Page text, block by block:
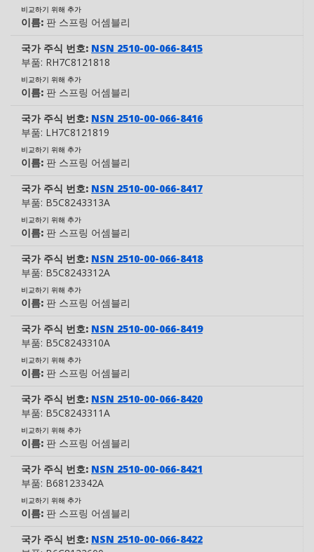
비교하기 위해 추가
이름: 판 스프링 어셈블리
국가 주식 번호: NSN 2510-00-066-8415
부품: RH7C8121818
비교하기 위해 추가
이름: 판 스프링 어셈블리
국가 주식 번호: NSN 2510-00-066-8416
부품: LH7C8121819
비교하기 위해 추가
이름: 판 스프링 어셈블리
국가 주식 번호: NSN 2510-00-066-8417
부품: B5C8243313A
비교하기 위해 추가
이름: 판 스프링 어셈블리
국가 주식 번호: NSN 2510-00-066-8418
부품: B5C8243312A
비교하기 위해 추가
이름: 판 스프링 어셈블리
국가 주식 번호: NSN 2510-00-066-8419
부품: B5C8243310A
비교하기 위해 추가
이름: 판 스프링 어셈블리
국가 주식 번호: NSN 2510-00-066-8420
부품: B5C8243311A
비교하기 위해 추가
이름: 판 스프링 어셈블리
국가 주식 번호: NSN 2510-00-066-8421
부품: B68123342A
비교하기 위해 추가
이름: 판 스프링 어셈블리
국가 주식 번호: NSN 2510-00-066-8422